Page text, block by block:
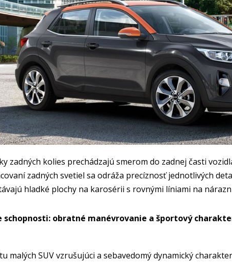
zadných kolies prechádzajú smerom do zadnej časti
zadných svetiel sa odráža precíznosť jednotlivých
hladké plochy na karosérii s rovnými líniami na
schopnosti: obratné manévrovanie a športový
malých SUV vzrušujúci a sebavedomý dynamický